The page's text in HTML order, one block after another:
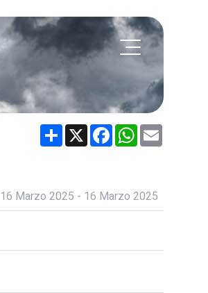
Share X FacebookWhatsApp
16 Marzo 2025 - 16 Marzo 2025